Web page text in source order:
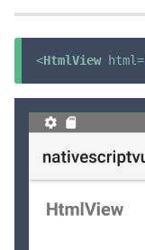
<HtmlView html=